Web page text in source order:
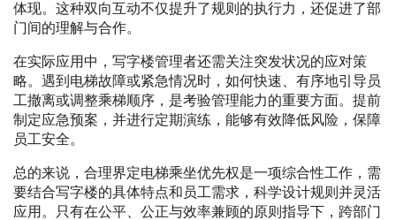
体现。这种双向互动不仅提升了规则的执行力，还促进了部
门间的理解与合作。
在实际应用中，写字楼管理者还需关注突发状况的应对策
略。遇到电梯故障或紧急情况时，如何快速、有序地引导员
工撤离或调整乘梯顺序，是考验管理能力的重要方面。提前
制定应急预案，并进行定期演练，能够有效降低风险，保障
员工安全。
总的来说，合理界定电梯乘坐优先权是一项综合性工作，需
要结合写字楼的具体特点和员工需求，科学设计规则并灵活
应用。只有在公平、公正与效率兼顾的原则指导下，跨部门